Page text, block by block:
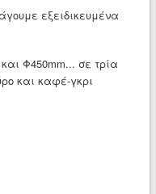
εξειδικευμένα
Φ450mm... σε τρία
και καφέ-γκρι